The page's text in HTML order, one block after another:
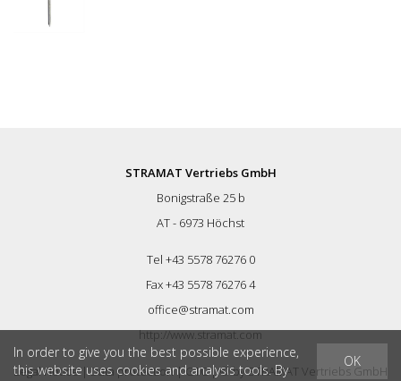
STRAMAT Vertriebs GmbH
Bonigstraße 25 b
AT - 6973 Höchst
Tel +43 5578 76276 0
Fax +43 5578 76276 4
office@stramat.com
http://www.stramat.com
Legal Notice|Data protection|GTC| © bySTRAMAT Vertriebs GmbH
OK
In order to give you the best possible experience,
this website uses cookies and analysis tools. By